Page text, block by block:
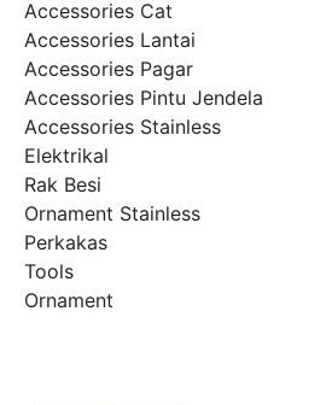
Accessories Cat
Accessories Lantai
Accessories Pagar
Accessories Pintu Jendela
Accessories Stainless
Elektrikal
Rak Besi
Ornament Stainless
Perkakas
Tools
Ornament